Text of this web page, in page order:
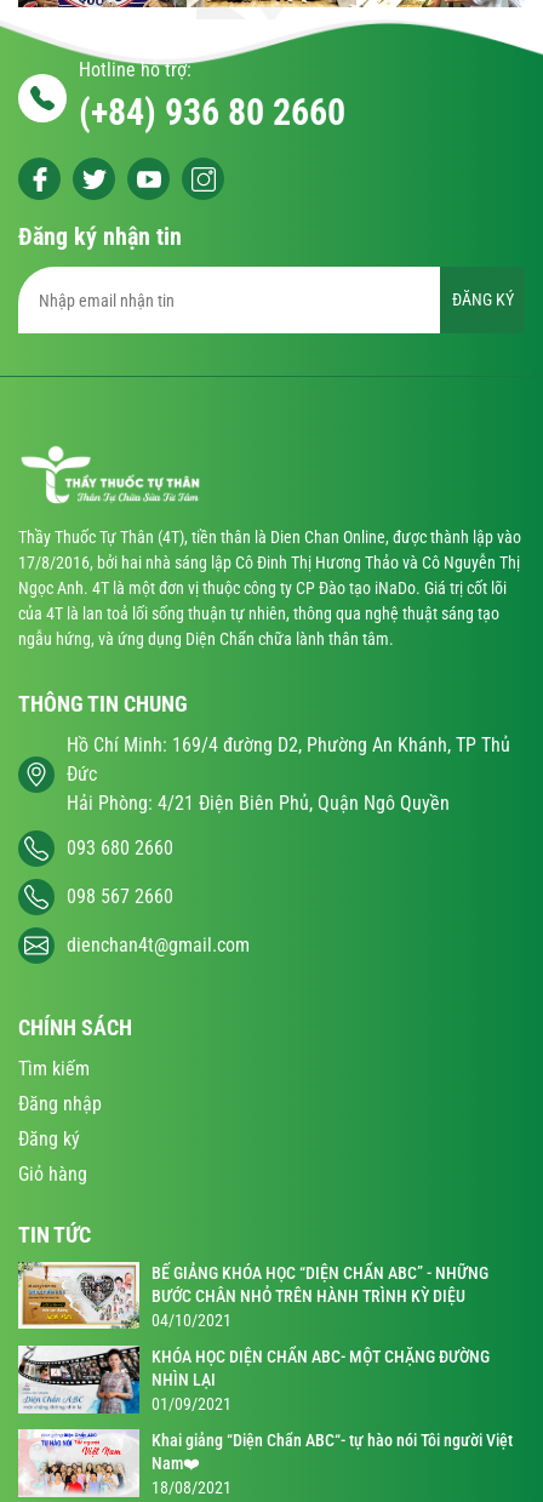
Hotline hỗ trợ:
(+84) 936 80 2660
Đăng ký nhận tin
ĐĂNG KÝ
Thầy Thuốc Tự Thân (4T), tiền thân là Dien Chan Online, được thành lập vào
17/8/2016, bởi hai nhà sáng lập Cô Đinh Thị Hương Thảo và Cô Nguyễn Thị
Ngọc Anh. 4T là một đơn vị thuộc công ty CP Đào tạo iNaDo. Giá trị cốt lõi
của 4T là lan toả lối sống thuận tự nhiên, thông qua nghệ thuật sáng tạo
ngẫu hứng, và ứng dụng Diện Chẩn chữa lành thân tâm.
THÔNG TIN CHUNG
Hồ Chí Minh: 169/4 đường D2, Phường An Khánh, TP Thủ
Đức
Hải Phòng: 4/21 Điện Biên Phủ, Quận Ngô Quyền
093 680 2660
098 567 2660
dienchan4t@gmail.com
CHÍNH SÁCH
Tìm kiếm
Đăng nhập
Đăng ký
Giỏ hàng
TIN TỨC
BẾ GIẢNG KHÓA HỌC “DIỆN CHẨN ABC” - NHỮNG
BƯỚC CHÂN NHỎ TRÊN HÀNH TRÌNH KỲ DIỆU
04/10/2021
KHÓA HỌC DIỆN CHẨN ABC- MỘT CHẶNG ĐƯỜNG
NHÌN LẠI
01/09/2021
Khai giảng “Diện Chẩn ABC“- tự hào nói Tôi người Việt
Nam❤️
18/08/2021